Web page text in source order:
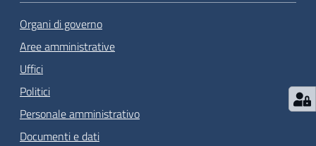
Organi di governo
Aree amministrative
Uffici
Politici
Personale amministrativo
Documenti e dati